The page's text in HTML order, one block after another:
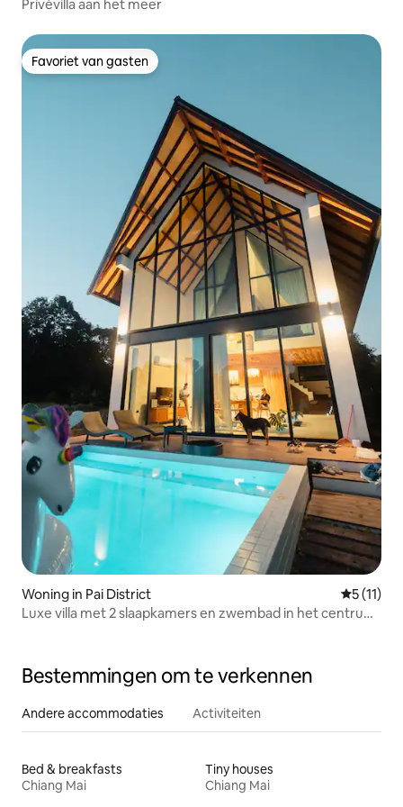
Privévilla aan het meer
Favoriet van gasten
Favoriet van gasten
Woning in Pai District
5 (11)
Luxe villa met 2 slaapkamers en zwembad in het centrum
Bestemmingen om te verkennen
Andere accommodaties Activiteiten
Bed & breakfasts
Chiang Mai
Tiny houses
Chiang Mai